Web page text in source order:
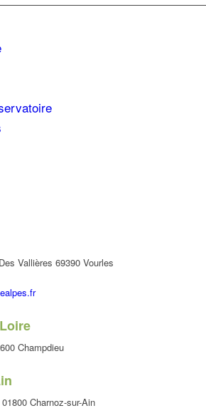
Vallières 69390 Vourles
Champdieu
Charnoz-sur-Ain